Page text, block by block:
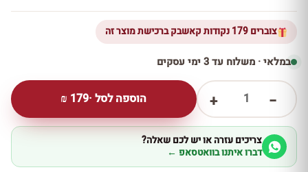
צוברים 179 נקודות קאשבק ברכישת מוצר זה
במלאי · משלוח עד 3 ימי עסקים
−
1
+ הוספה לסל ·179
₪
צריכים עזרה או יש לכם שאלה?
דברו איתנו בוואטסאפ ←